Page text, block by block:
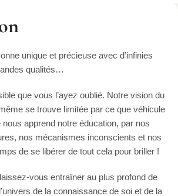
unique et précieuse avec d’infinies
qualités…
que vous l’ayez oublié. Notre vision du
se trouve limitée par ce que véhicule
apprend notre éducation, par nos
nos mécanismes inconscients et nos
de se libérer de tout cela pour briller !
vous entraîner au plus profond de
de la connaissance de soi et de la